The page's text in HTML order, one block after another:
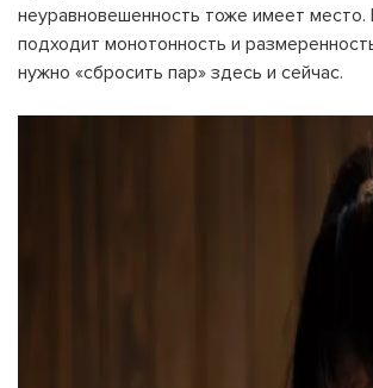
неуравновешенность тоже имеет место.
подходит монотонность и
нужно «сбросить пар» здесь и сейчас.